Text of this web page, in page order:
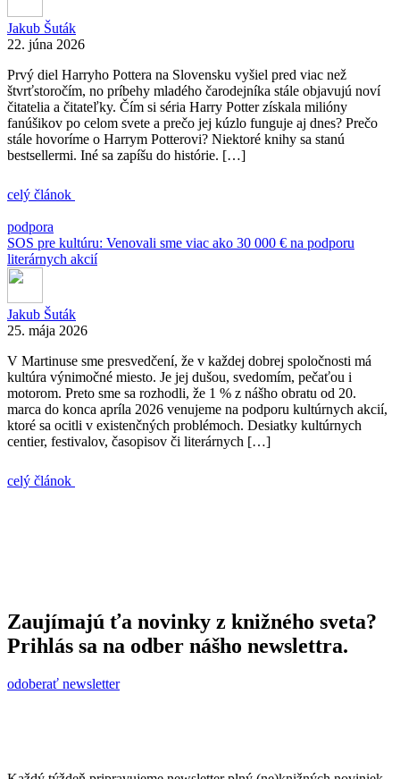
Jakub Šuták
22. júna 2026
Prvý diel Harryho Pottera na Slovensku vyšiel pred viac než
štvrťstoročím, no príbehy mladého čarodejníka stále objavujú noví
čitatelia a čitateľky. Čím si séria Harry Potter získala milióny
fanúšikov po celom svete a prečo jej kúzlo funguje aj dnes? Prečo
stále hovoríme o Harrym Potterovi? Niektoré knihy sa stanú
bestsellermi. Iné sa zapíšu do histórie. […]
celý článok
podpora
SOS pre kultúru: Venovali sme viac ako 30 000 € na podporu
literárnych akcií
Jakub Šuták
25. mája 2026
V Martinuse sme presvedčení, že v každej dobrej spoločnosti má
kultúra výnimočné miesto. Je jej dušou, svedomím, pečaťou i
motorom. Preto sme sa rozhodli, že 1 % z nášho obratu od 20.
marca do konca apríla 2026 venujeme na podporu kultúrnych akcií,
ktoré sa ocitli v existenčných problémoch. Desiatky kultúrnych
centier, festivalov, časopisov či literárnych […]
celý článok
Zaujímajú ťa novinky z knižného sveta?
Prihlás sa na odber nášho newslettra.
odoberať newsletter